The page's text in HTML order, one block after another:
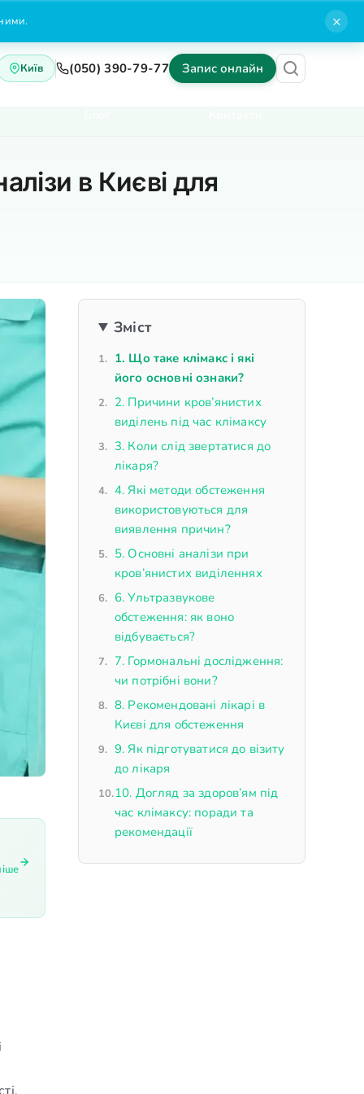
×
Київ (050) 390-79-77 Запис онлайн
в Києві для
Зміст
1. Що таке клімакс і які
його основні ознаки?
2. Причини кров’янистих
виділень під час клімаксу
3. Коли слід звертатися до
лікаря?
4. Які методи обстеження
використовуються для
виявлення причин?
5. Основні аналізи при
кров’янистих виділеннях
6. Ультразвукове
обстеження: як воно
відбувається?
7. Гормональні дослідження:
чи потрібні вони?
8. Рекомендовані лікарі в
Києві для обстеження
9. Як підготуватися до візиту
до лікаря
10. Догляд за здоров’ям під
час клімаксу: поради та
рекомендації